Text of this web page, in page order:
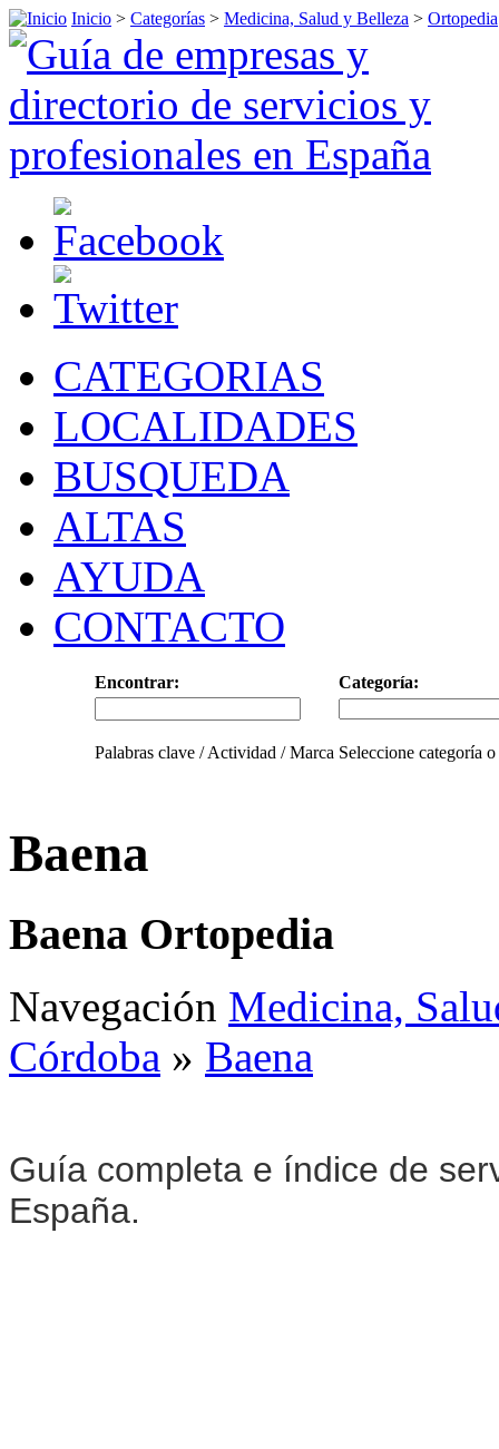
Inicio > Categorías > Medicina, Salud y Belleza > Ortopedia
CATEGORIAS
LOCALIDADES
BUSQUEDA
ALTAS
AYUDA
CONTACTO
Encontrar: Categoría:
Palabras clave / Actividad / Marca Seleccione categoría
Baena
Baena Ortopedia
Navegación Medicina,
Córdoba » Baena
Guía completa e índice de
España.